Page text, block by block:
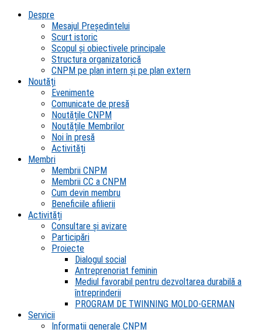
Despre
Mesajul Președintelui
Scurt istoric
Scopul şi obiectivele principale
Structura organizatorică
CNPM pe plan intern şi pe plan extern
Noutăți
Evenimente
Comunicate de presă
Noutățile CNPM
Noutățile Membrilor
Noi în presă
Activități
Membri
Membrii CNPM
Membrii CC a CNPM
Cum devin membru
Beneficiile afilierii
Activități
Consultare și avizare
Participări
Proiecte
Dialogul social
Antreprenoriat feminin
Mediul favorabil pentru dezvoltarea durabilă a
întreprinderii
PROGRAM DE TWINNING MOLDO-GERMAN
Servicii
Informații generale CNPM